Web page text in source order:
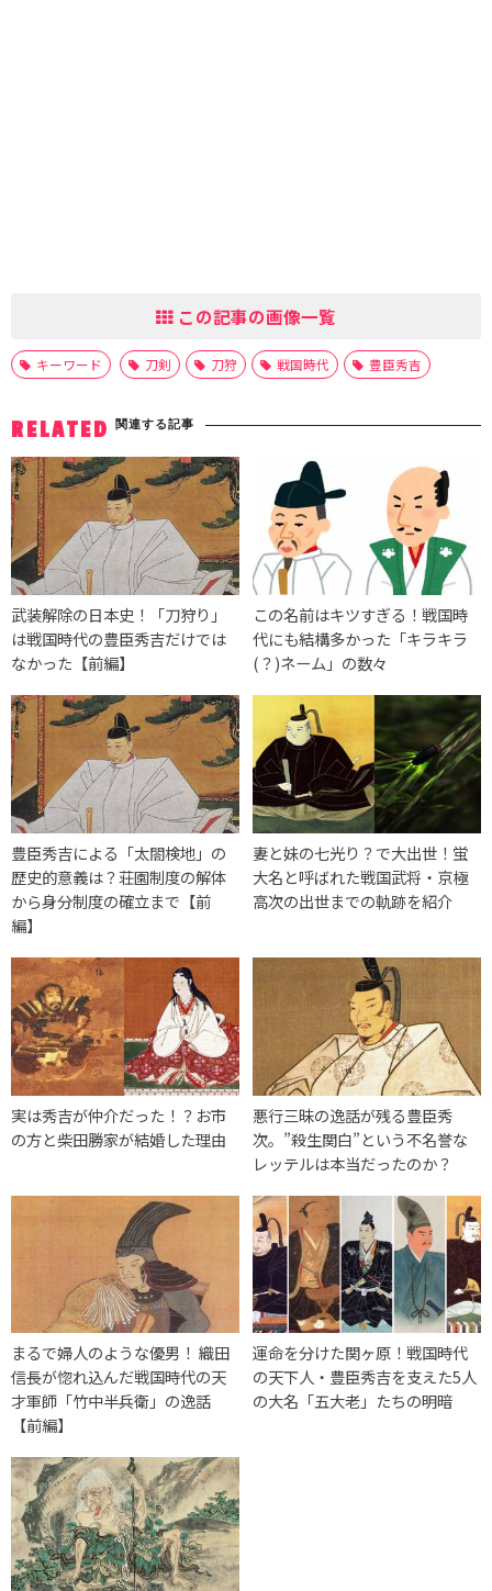
この記事の画像一覧
キーワード 刀剣 刀狩 戦国時代 豊臣秀吉
RELATED 関連する記事
武装解除の日本史！「刀狩り」
は戦国時代の豊臣秀吉だけでは
なかった【前編】
この名前はキツすぎる！戦国時
代にも結構多かった「キラキラ
(？)ネーム」の数々
豊臣秀吉による「太閤検地」の
歴史的意義は？荘園制度の解体
から身分制度の確立まで【前
編】
妻と妹の七光り？で大出世！蛍
大名と呼ばれた戦国武将・京極
高次の出世までの軌跡を紹介
実は秀吉が仲介だった！？お市
の方と柴田勝家が結婚した理由
悪行三昧の逸話が残る豊臣秀
次。”殺生関白”という不名誉な
レッテルは本当だったのか？
まるで婦人のような優男！ 織田
信長が惚れ込んだ戦国時代の天
才軍師「竹中半兵衛」の逸話
【前編】
運命を分けた関ヶ原！戦国時代
の天下人・豊臣秀吉を支えた5人
の大名「五大老」たちの明暗